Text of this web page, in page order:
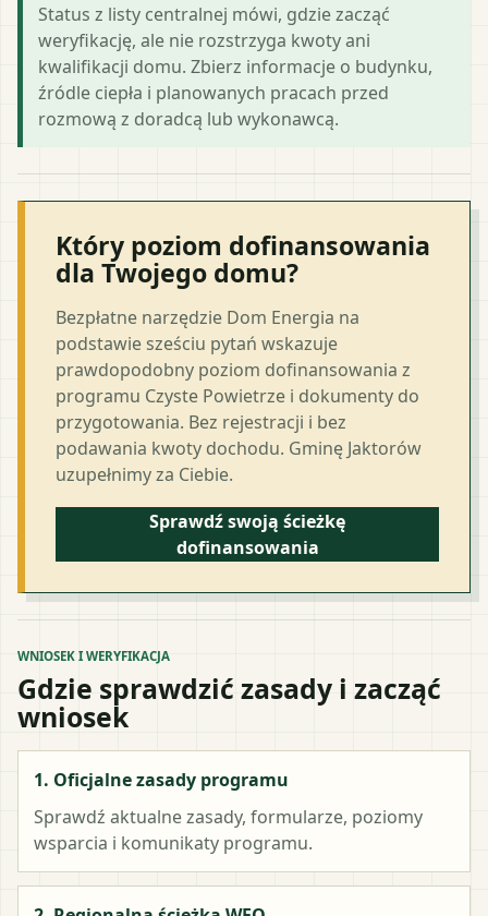
Status z listy centralnej mówi, gdzie zacząć
weryfikację, ale nie rozstrzyga kwoty ani
kwalifikacji domu. Zbierz informacje o budynku,
źródle ciepła i planowanych pracach przed
rozmową z doradcą lub wykonawcą.
Który poziom dofinansowania
dla Twojego domu?
Bezpłatne narzędzie Dom Energia na
podstawie sześciu pytań wskazuje
prawdopodobny poziom dofinansowania z
programu Czyste Powietrze i dokumenty do
przygotowania. Bez rejestracji i bez
podawania kwoty dochodu. Gminę Jaktorów
uzupełnimy za Ciebie.
Sprawdź swoją ścieżkę
dofinansowania
WNIOSEK I WERYFIKACJA
Gdzie sprawdzić zasady i zacząć
wniosek
1. Oficjalne zasady programu
Sprawdź aktualne zasady, formularze, poziomy
wsparcia i komunikaty programu.